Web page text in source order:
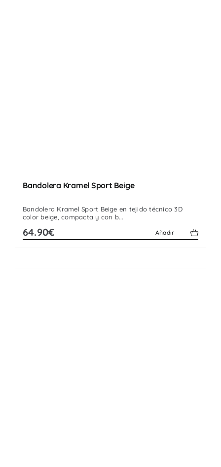
Bandolera Kramel Sport Beige
Bandolera Kramel Sport Beige en tejido técnico 3D
color beige, compacta y con b...
64.90€ Añadir